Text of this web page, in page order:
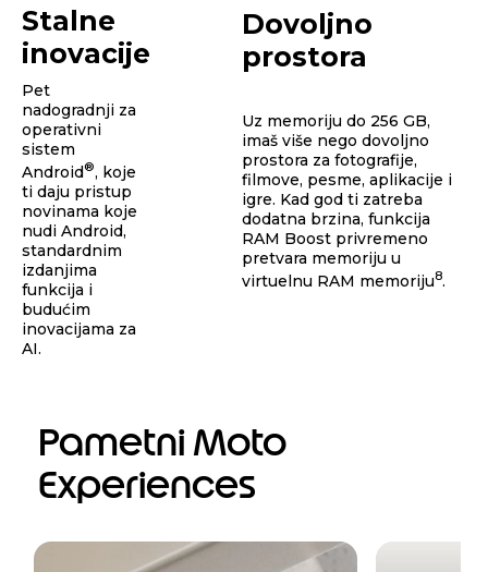
Stalne
inovacije
Pet
nadogradnji za
operativni
sistem
Android®, koje
ti daju pristup
novinama koje
nudi Android,
standardnim
izdanjima
funkcija i
budućim
inovacijama za
AI.
Dovoljno
prostora
Uz memoriju do 256 GB,
imaš više nego dovoljno
prostora za fotografije,
filmove, pesme, aplikacije i
igre. Kad god ti zatreba
dodatna brzina, funkcija
RAM Boost privremeno
pretvara memoriju u
virtuelnu RAM memoriju8.
Pametni Moto
Experiences